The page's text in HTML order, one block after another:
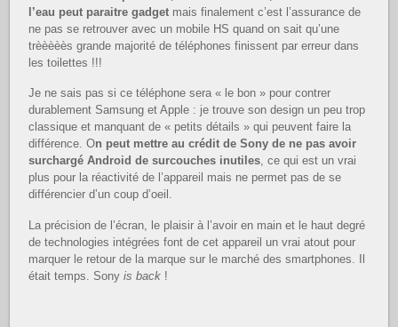
l’eau peut paraitre gadget mais finalement c’est l’assurance de
ne pas se retrouver avec un mobile HS quand on sait qu’une
trèèèèès grande majorité de téléphones finissent par erreur dans
les toilettes !!!
Je ne sais pas si ce téléphone sera « le bon » pour contrer
durablement Samsung et Apple : je trouve son design un peu trop
classique et manquant de « petits détails » qui peuvent faire la
différence. On peut mettre au crédit de Sony de ne pas avoir
surchargé Android de surcouches inutiles, ce qui est un vrai
plus pour la réactivité de l’appareil mais ne permet pas de se
différencier d’un coup d’oeil.
La précision de l’écran, le plaisir à l’avoir en main et le haut degré
de technologies intégrées font de cet appareil un vrai atout pour
marquer le retour de la marque sur le marché des smartphones. Il
était temps. Sony is back !